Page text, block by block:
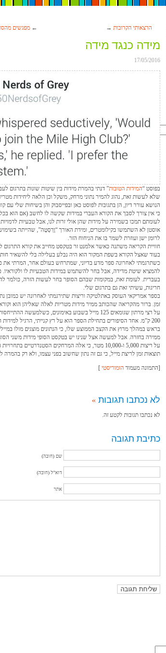
← מפגשים הרצאותי הקרובות →
מידה כנגד מידה
17/05/2016
בפוסט “המידות הטובות” דנתי בהמרת מידות בין שיטות שונות בתרגום
שלא לעשות זאת, נהוג להמיר נתוני מרחק, משקל וכן הלאה ליחידות
הנושא עורר דיון, הן בתגובות לפוסט כאן ובפייסבוק והן בשיחות שלי עם
כי אין צורך לסבך את הקורא העברי במידות שקשה לו לחשב (אם הוא
לעומתם תמכו בשמירה על מידות שהן אולי זרות לנו, אבל טבעיות לדמויות
אוסטן לא השתמשו בקילומטרים, ומידת האורך “וֶרְסְטָה”, שהייתה
לרומן ישן ועוזרת לשמר בו את הניחוח הזר.
חוויית הקריאה משתנה כאשר אלמנט זר בטקסט מחייב את קורא התרגום
בעוד שאצל הקורא בשפת המקור הוא היה נבלע בעלילה בלי להשאיר
כשתרגמתי לאחרונה ספר מדע בדיוני, שמתרחש בעולם אחר, המרתי את
להמציא שיטת מדידה, אבל בחר להשתמש במידות הטבעיות לו ולקוראיו.
בעברית. לעומת זאת, במקומות שבהם הסופר בחר לעשות הזרה, כולמר
חריגות, עשיתי זאת גם בתרגום שלי.
בספר אמריקאי העוסק באתלטיקה וריצות שתירגמתי לאחרונה יש כמובן
זמן. ברור מהקריאה שהכותב ממיר מידות מטריות לאלה שאליהן הוא
על רצי מרתון שגומאים 125 מייל בשבוע באימונים, כשלמעשה
200 ק”מ. אחד הסיפורים בתחילת הספר הוא על רץ קנייתי, הרגיל
בראש במהלך מרוץ את הקצב הממוצע שלו, כי הנתונים מוצגים מולו
ממירה בחזרה. אבל למעשה אצל שנינו יש בטקסט הסופי מידות משני
על ריצות 5,000 ו-10,000 מטר, כי אלה המרחקים הסטנדרטיים
תוצאות זמן לריצת מייל, כי גם זה נתון שחשוב בפני עצמו, ולא רק בהמרה
[התמונה מעמוד הומוריסטי ]
לא נכתבו תגובות »
לא נכתבו תגובות לקטע זה.
כתיבת תגובה
שם (חובה)
דוא"ל (חובה)
אתר